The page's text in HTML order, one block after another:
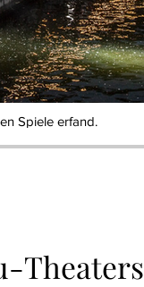
Spiele erfand.
Theaters